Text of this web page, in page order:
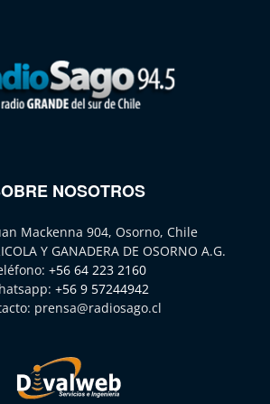
NOSOTROS
Mackenna 904, Osorno, Chile
Y GANADERA DE OSORNO A.G.
+56 64 223 2160
+56 9 57244942
prensa@radiosago.cl